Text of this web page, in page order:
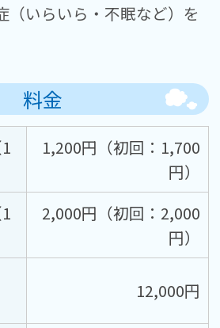
（いらいら・不眠など）を
料金
1,200円（初回：1,700
円）
2,000円（初回：2,000
円）
12,000円